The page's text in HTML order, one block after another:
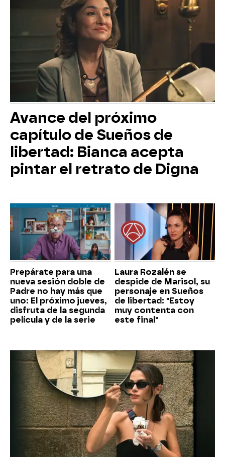
Avance del próximo
capítulo de Sueños de
libertad: Bianca acepta
pintar el retrato de Digna
Prepárate para una
nueva sesión doble de
Padre no hay más que
uno: El próximo jueves,
disfruta de la segunda
película y de la serie
Laura Rozalén se
despide de Marisol, su
personaje en Sueños
de libertad: "Estoy
muy contenta con
este final"